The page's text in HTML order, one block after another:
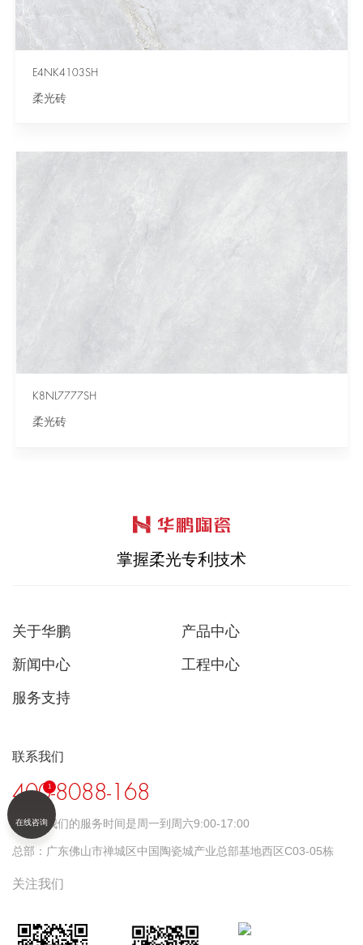
E4NK4103SH
柔光砖
K8NL7777SH
柔光砖
掌握柔光专利技术
关于华鹏 产品中心
新闻中心 工程中心
服务支持
联系我们
400-8088-168
时间：我们的服务时间是周一到周六9:00-17:00
总部： 广东佛山市禅城区中国陶瓷城产业总部基地西区C03-05栋
关注我们
在线咨询